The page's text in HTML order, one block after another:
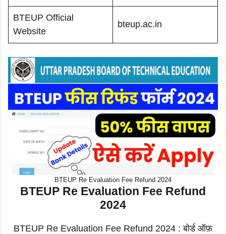
BTEUP Official
Website
bteup.ac.in
BTEUP Re Evaluation Fee Refund 2024
BTEUP Re Evaluation Fee Refund
2024
BTEUP Re Evaluation Fee Refund 2024 : बोर्ड ऑफ़